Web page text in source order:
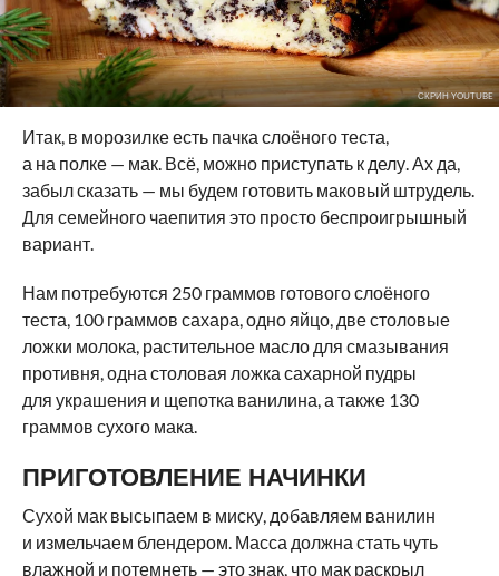
СКРИН YOUTUBE
Итак, в морозилке есть пачка слоёного теста,
а на полке — мак. Всё, можно приступать к делу. Ах да,
забыл сказать — мы будем готовить маковый штрудель.
Для семейного чаепития это просто беспроигрышный
вариант.
Нам потребуются 250 граммов готового слоёного
теста, 100 граммов сахара, одно яйцо, две столовые
ложки молока, растительное масло для смазывания
противня, одна столовая ложка сахарной пудры
для украшения и щепотка ванилина, а также 130
граммов сухого мака.
ПРИГОТОВЛЕНИЕ НАЧИНКИ
Сухой мак высыпаем в миску, добавляем ванилин
и измельчаем блендером. Масса должна стать чуть
влажной и потемнеть — это знак, что мак раскрыл